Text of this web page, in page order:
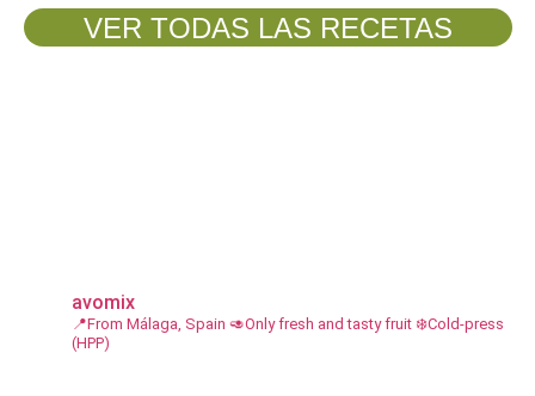
VER TODAS LAS RECETAS
avomix
📍From Málaga, Spain 🥑Only fresh and tasty fruit ❄️Cold-press
(HPP)